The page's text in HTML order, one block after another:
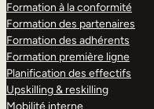
Formation à la conformité
Formation des partenaires
Formation des adhérents
Formation première ligne
Planification des effectifs
Upskilling & reskilling
Mobilité interne